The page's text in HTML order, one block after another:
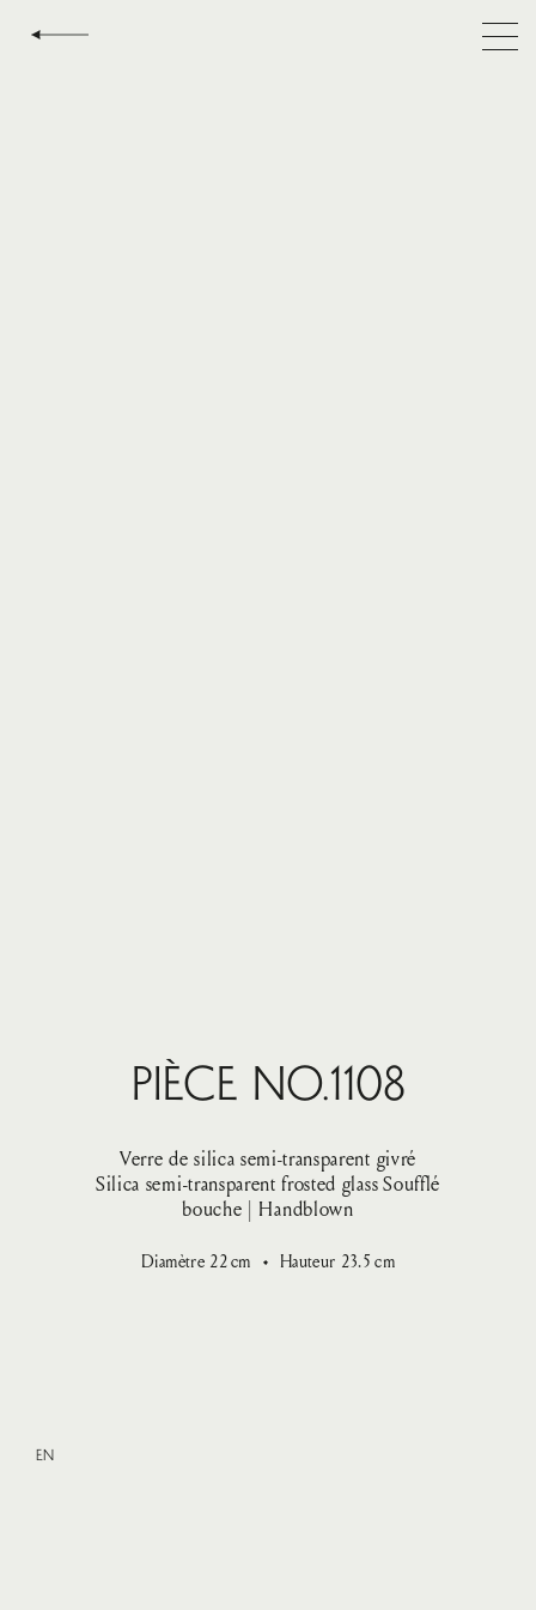
Pièce No.1108
Verre de silica semi-transparent givré
Silica semi-transparent frosted glass Soufflé
bouche | Handblown
Diamètre 22cm Hauteur 23.5 cm
EN